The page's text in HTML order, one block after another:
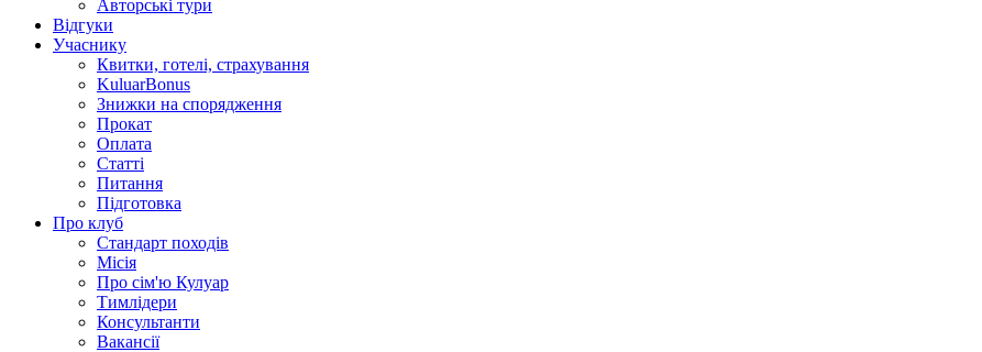
Авторські тури
Відгуки
Учаснику
Квитки, готелі, страхування
KuluarBonus
Знижки на спорядження
Прокат
Оплата
Статті
Питання
Підготовка
Про клуб
Стандарт походів
Місія
Про сім'ю Кулуар
Тимлідери
Консультанти
Вакансії